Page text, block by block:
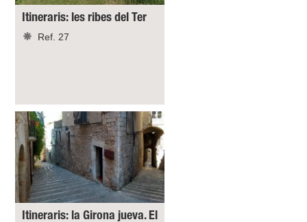
Itineraris: les ribes del Ter
Ref. 27
Itineraris: la Girona jueva. El